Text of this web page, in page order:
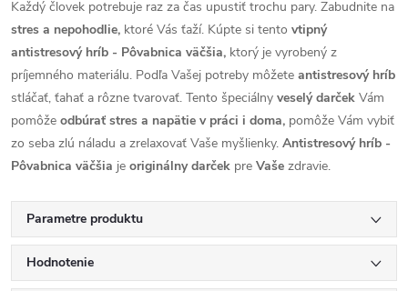
Každý človek potrebuje raz za čas upustiť trochu pary. Zabudnite na
stres a nepohodlie, ktoré Vás ťaží. Kúpte si tento vtipný
antistresový hríb - Pôvabnica väčšia, ktorý je vyrobený z
príjemného materiálu. Podľa Vašej potreby môžete antistresový hríb
stláčať, ťahať a rôzne tvarovať. Tento špeciálny veselý darček Vám
pomôže odbúrať stres a napätie v práci i doma, pomôže Vám vybiť
zo seba zlú náladu a zrelaxovať Vaše myšlienky. Antistresový hríb -
Pôvabnica väčšia je originálny darček pre Vaše zdravie.
Parametre produktu
Hodnotenie